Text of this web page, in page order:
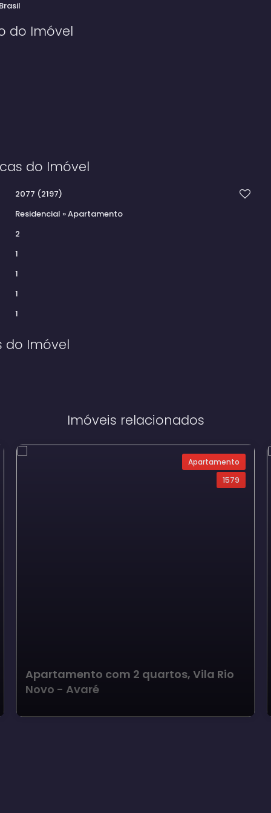
do Imóvel
do Imóvel
2077 (2197)
Residencial »Apartamento
2
1
1
1
1
do Imóvel
Imóveis relacionados
Apartamento
1579
Apartamento com 2 quartos, Vila Rio
Novo - Avaré